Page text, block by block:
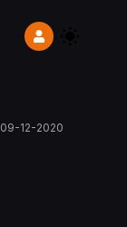
09-12-2020